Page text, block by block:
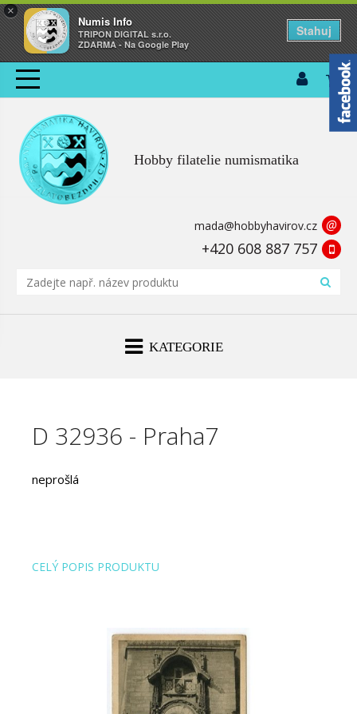
×
Numis Info
TRIPON DIGITAL s.r.o.
ZDARMA - Na Google Play
Stahuj
Hobby filatelie numismatika
mada@hobbyhavirov.cz @
+420 608 887 757
KATEGORIE
D 32936 - Praha7
neprošlá
CELÝ POPIS PRODUKTU